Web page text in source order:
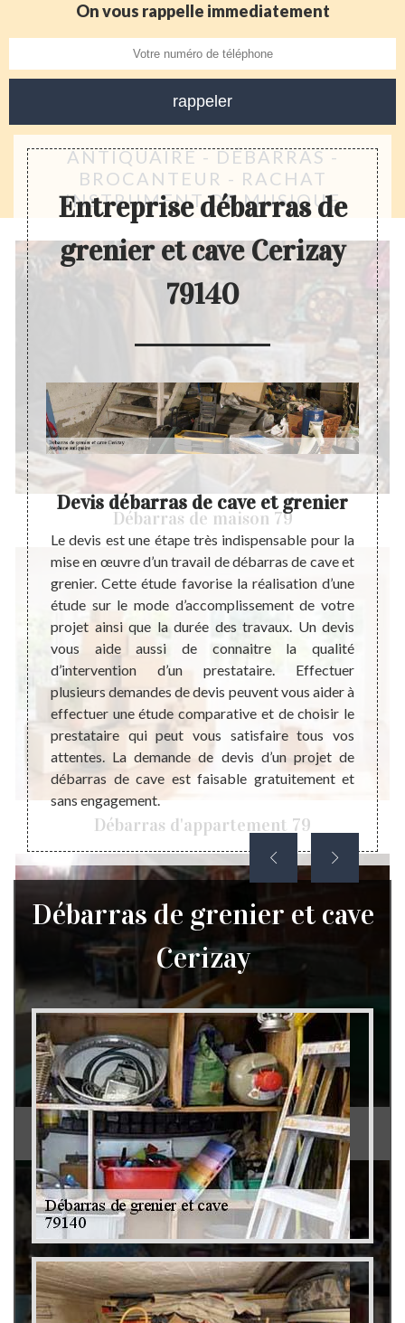
On vous rappelle immediatement
ANTIQUAIRE - DÉBARRAS -
BROCANTEUR - RACHAT
INSTRUMENT DE MUSIQUE
Débarras de maison 79
Débarras d'appartement 79
Débarras de grenier et cave 79
Entreprise débarras de
grenier et cave Cerizay
79140
peut
des
la
et
très
qui
le
Devis débarras de cave et grenier
Le devis est une étape très indispensable pour la
mise en œuvre d’un travail de débarras de cave et
grenier. Cette étude favorise la réalisation d’une
étude sur le mode d’accomplissement de votre
projet ainsi que la durée des travaux. Un devis
vous aide aussi de connaitre la qualité
d’intervention d’un prestataire. Effectuer
plusieurs demandes de devis peuvent vous aider à
effectuer une étude comparative et de choisir le
prestataire qui peut vous satisfaire tous vos
attentes. La demande de devis d’un projet de
débarras de cave est faisable gratuitement et
sans engagement.
que
du
les
un
une
Débarras de grenier et cave
Cerizay